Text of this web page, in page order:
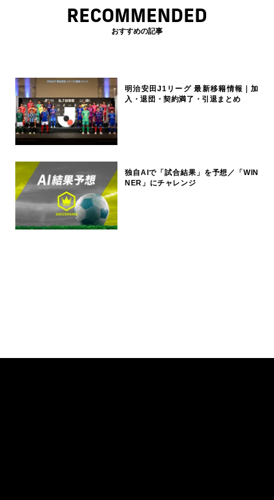
RECOMMENDED
おすすめの記事
明治安田J1リーグ 最新移籍情報｜加
入・退団・契約満了・引退まとめ
独自AIで「試合結果」を予想／「WIN
NER」にチャレンジ